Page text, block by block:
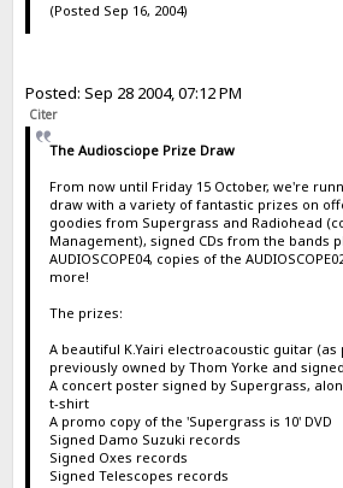
(Posted Sep 16, 2004)
Posted: Sep 28 2004, 07:12 PM
Citer
The Audiosciope Prize Draw
From now until Friday 15 October, we're
draw with a variety of fantastic prizes on
goodies from Supergrass and Radiohead
Management), signed CDs from the bands
AUDIOSCOPE04, copies of the
more!
The prizes:
A beautiful K.Yairi electroacoustic guitar (as
previously owned by Thom Yorke and
A concert poster signed by Supergrass,
t-shirt
A promo copy of the 'Supergrass is 10' DVD
Signed Damo Suzuki records
Signed Oxes records
Signed Telescopes records